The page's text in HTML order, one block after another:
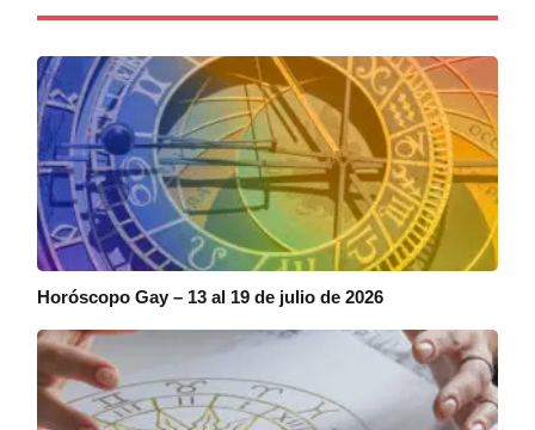
Horóscopo Gay – 13 al 19 de julio de 2026